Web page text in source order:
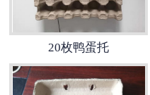
20枚鸭蛋托